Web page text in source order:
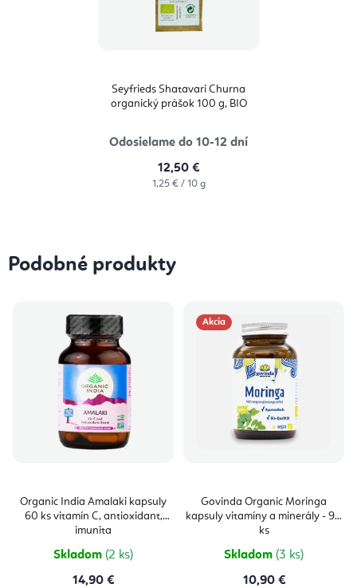
Seyfrieds Shatavari Churna
organický prášok 100 g, BIO
Odosielame do 10-12 dní
12,50 €
Jednotková
1,25 € / 10 g
Podobné produkty
Organic India Amalaki kapsuly
60 ks vitamín C, antioxidant,
imunita
Skladom (2 ks)
14,90 €
Akcia
Govinda Organic Moringa
kapsuly vitamíny a minerály - 90
ks
Skladom (3 ks)
10,90 €